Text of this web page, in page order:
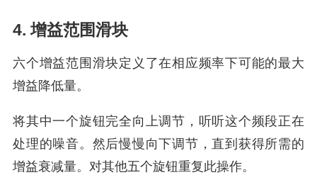
4. 增益范围滑块
六个增益范围滑块定义了在相应频率下可能的最大
增益降低量。
将其中一个旋钮完全向上调节，听听这个频段正在
处理的噪音。然后慢慢向下调节，直到获得所需的
增益衰减量。对其他五个旋钮重复此操作。